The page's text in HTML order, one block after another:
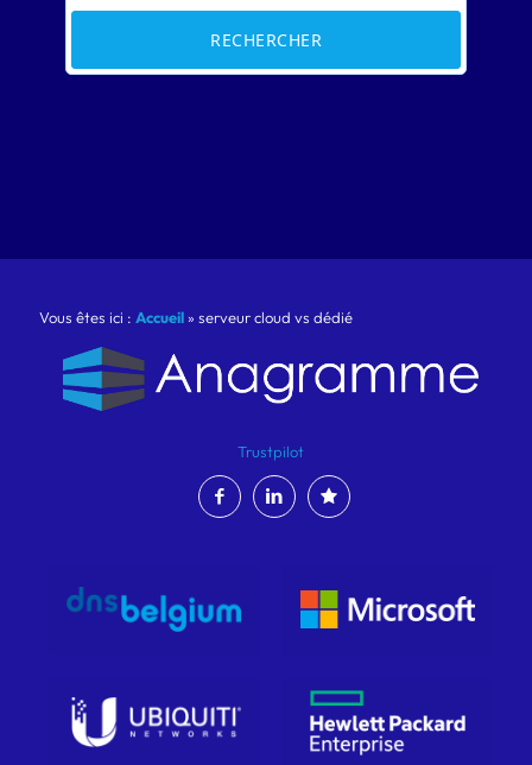
RECHERCHER
Vous êtes ici : Accueil» serveur cloud vs dédié
Trustpilot